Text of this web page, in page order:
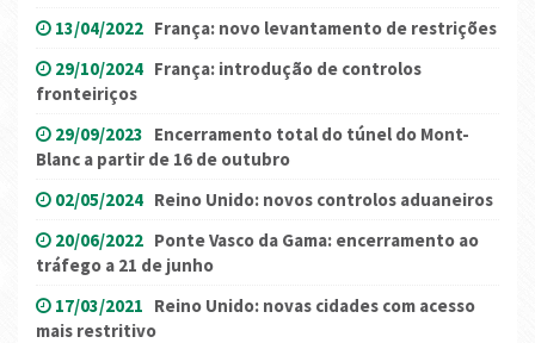
13/04/2022 França: novo levantamento de restrições
29/10/2024 França: introdução de controlos
fronteiriços
29/09/2023 Encerramento total do túnel do Mont-
Blanc a partir de 16 de outubro
02/05/2024 Reino Unido: novos controlos aduaneiros
20/06/2022 Ponte Vasco da Gama: encerramento ao
tráfego a 21 de junho
17/03/2021 Reino Unido: novas cidades com acesso
mais restritivo